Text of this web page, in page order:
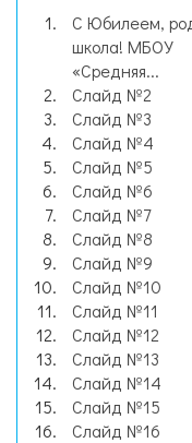
С Юбилеем,
школа! МБОУ
«Средняя...
Слайд №2
Слайд №3
Слайд №4
Слайд №5
Слайд №6
Слайд №7
Слайд №8
Слайд №9
Слайд №10
Слайд №11
Слайд №12
Слайд №13
Слайд №14
Слайд №15
Слайд №16